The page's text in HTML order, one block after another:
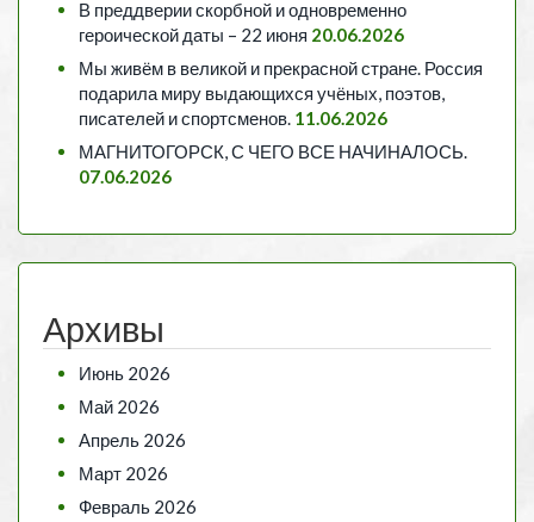
В преддверии скорбной и одновременно
героической даты – 22 июня 20.06.2026
Мы живём в великой и прекрасной стране. Россия
подарила миру выдающихся учёных, поэтов,
писателей и спортсменов. 11.06.2026
МАГНИТОГОРСК, С ЧЕГО ВСЕ НАЧИНАЛОСЬ.
07.06.2026
Архивы
Июнь 2026
Май 2026
Апрель 2026
Март 2026
Февраль 2026